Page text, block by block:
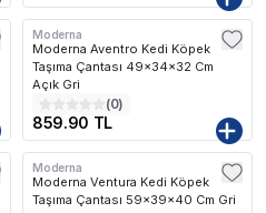
Kargo Bedava
Moderna
Moderna Aventro Kedi Köpek
Taşıma Çantası 49x34x32 Cm
Açık Gri
(0)
859.90 TL
Kargo Bedava
Moderna
Moderna Ventura Kedi Köpek
Taşıma Çantası 59x39x40 Cm Gri